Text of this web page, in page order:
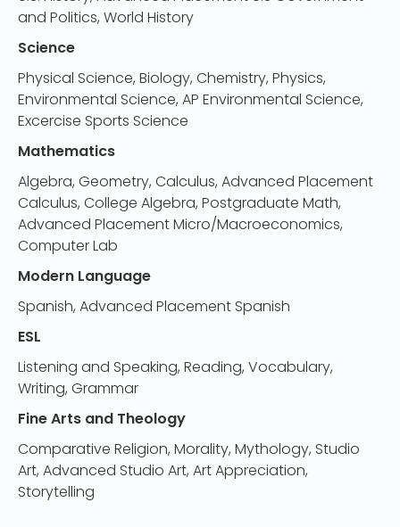
and Politics, World History
Science
Physical Science, Biology, Chemistry, Physics,
Environmental Science, AP Environmental Science,
Excercise Sports Science
Mathematics
Algebra, Geometry, Calculus, Advanced Placement
Calculus, College Algebra, Postgraduate Math,
Advanced Placement Micro/Macroeconomics,
Computer Lab
Modern Language
Spanish, Advanced Placement Spanish
ESL
Listening and Speaking, Reading, Vocabulary,
Writing, Grammar
Fine Arts and Theology
Comparative Religion, Morality, Mythology, Studio
Art, Advanced Studio Art, Art Appreciation,
Storytelling